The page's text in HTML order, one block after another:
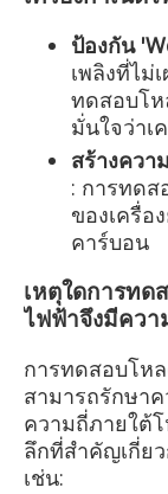
ป้องกัน
เพลิงที่ไม่
ทดสอบโ
มั่นใจว่า
สร้างควา
: การทด
ของเครื่
คาร์บอน
เหตุใดการทด
ไฟฟ้าจึงมีคว
การทดสอบโห
สามารถรักษา
ความถี่ภายใต้
ลึกที่สำคัญเกี่ย
เช่น: